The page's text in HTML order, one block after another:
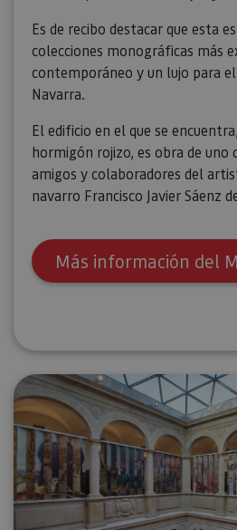
Es de recibo destacar que esta
colecciones monográficas más
contemporáneo y un lujo para
Navarra.
El edificio en el que se
hormigón rojizo, es obra de uno
amigos y colaboradores del
navarro Francisco Javier Sáenz
Más información del